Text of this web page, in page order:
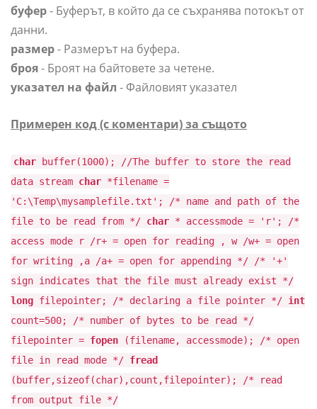
буфер- Буферът, в който да се съхранява потокът от
данни.
размер- Размерът на буфера.
броя- Броят на байтовете за четене.
указател на файл - Файловият указател
Примерен код (с коментари) за същото
char buffer(1000); //The buffer to store the read
data stream char *filename =
'C:\Temp\mysamplefile.txt'; /* name and path of the
file to be read from */ char * accessmode = 'r'; /*
access mode r /r+ = open for reading , w /w+ = open
for writing ,a /a+ = open for appending */ /* '+'
sign indicates that the file must already exist */
long filepointer; /* declaring a file pointer */ int
count=500; /* number of bytes to be read */
filepointer = fopen (filename, accessmode); /* open
file in read mode */ fread
(buffer,sizeof(char),count,filepointer); /* read
from output file */